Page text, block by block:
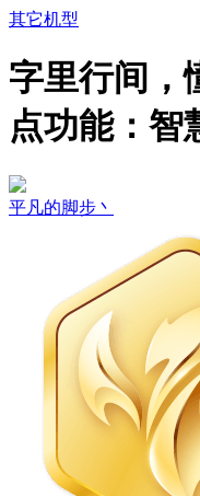
其它机型
字里行间，
点功能：智
平凡的脚步丶